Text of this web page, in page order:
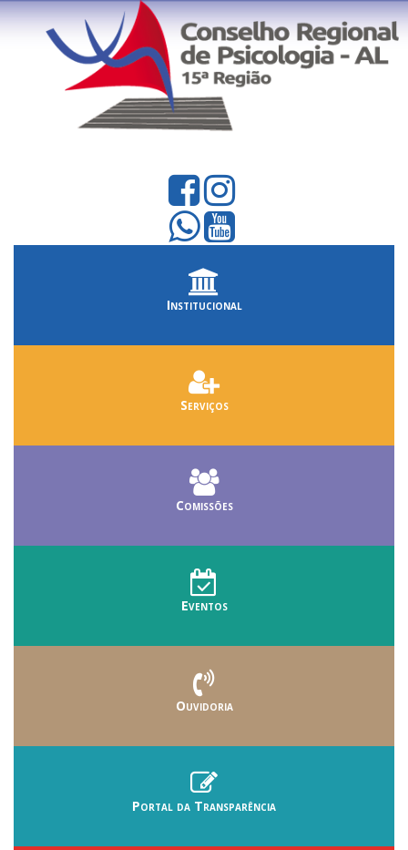
Institucional
Serviços
Comissões
Eventos
Ouvidoria
Portal da Transparência